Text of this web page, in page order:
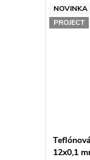
NOVINKA
PROJECT
12x0,1